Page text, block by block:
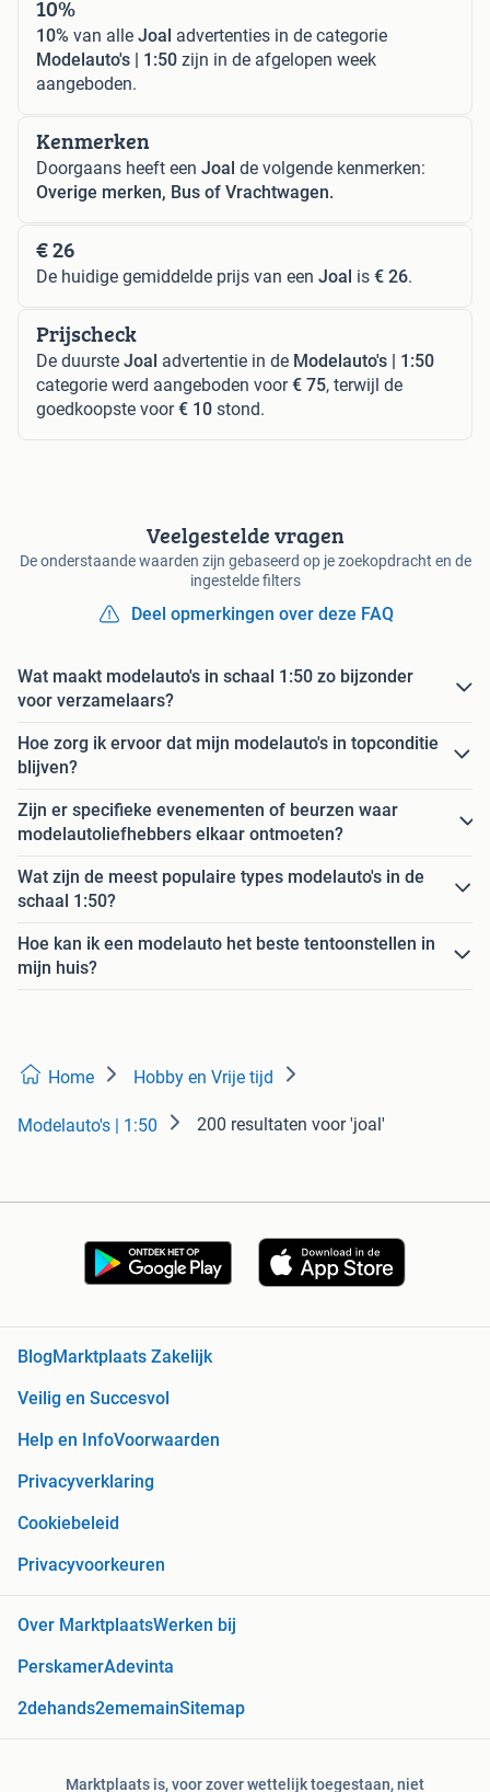
10%
10% van alle Joal advertenties in de categorie
Modelauto's | 1:50 zijn in de afgelopen week
aangeboden.
Kenmerken
Doorgaans heeft een Joal de volgende kenmerken:
Overige merken, Bus of Vrachtwagen.
€ 26
De huidige gemiddelde prijs van een Joal is € 26.
Prijscheck
De duurste Joal advertentie in de Modelauto's | 1:50
categorie werd aangeboden voor€ 75, terwijl de
goedkoopste voor€ 10 stond.
Veelgestelde vragen
De onderstaande waarden zijn gebaseerd op je zoekopdracht en de
ingestelde filters
Deel opmerkingen over deze FAQ
Wat maakt modelauto's in schaal 1:50 zo bijzonder
voor verzamelaars?
Hoe zorg ik ervoor dat mijn modelauto's in topconditie
blijven?
Zijn er specifieke evenementen of beurzen waar
modelautoliefhebbers elkaar ontmoeten?
Wat zijn de meest populaire types modelauto's in de
schaal 1:50?
Hoe kan ik een modelauto het beste tentoonstellen in
mijn huis?
Home Hobby en Vrije tijd
Modelauto's | 1:50 200 resultaten voor 'joal'
BlogMarktplaats Zakelijk
Veilig en Succesvol
Help en InfoVoorwaarden
Privacyverklaring
Cookiebeleid
Privacyvoorkeuren
Over MarktplaatsWerken bij
PerskamerAdevinta
2dehands2ememainSitemap
Marktplaats is, voor zover wettelijk toegestaan, niet